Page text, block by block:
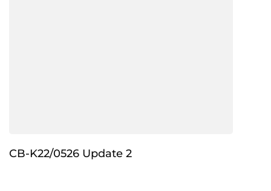
CB-K22/0526 Update 2